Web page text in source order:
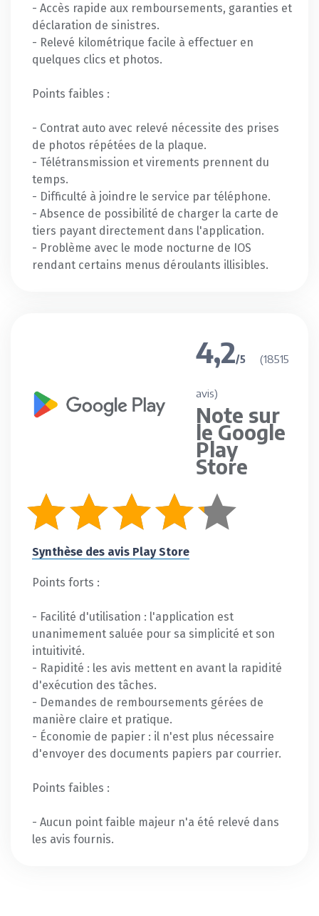
- Accès rapide aux remboursements, garanties et
déclaration de sinistres.
- Relevé kilométrique facile à effectuer en
quelques clics et photos.
Points faibles :
- Contrat auto avec relevé nécessite des prises
de photos répétées de la plaque.
- Télétransmission et virements prennent du
temps.
- Difficulté à joindre le service par téléphone.
- Absence de possibilité de charger la carte de
tiers payant directement dans l'application.
- Problème avec le mode nocturne de IOS
rendant certains menus déroulants illisibles.
4,2/5 (18515
avis)
Note sur
le Google
Play
Store
Synthèse des avis Play Store
Points forts :
- Facilité d'utilisation : l'application est
unanimement saluée pour sa simplicité et son
intuitivité.
- Rapidité : les avis mettent en avant la rapidité
d'exécution des tâches.
- Demandes de remboursements gérées de
manière claire et pratique.
- Économie de papier : il n'est plus nécessaire
d'envoyer des documents papiers par courrier.
Points faibles :
- Aucun point faible majeur n'a été relevé dans
les avis fournis.